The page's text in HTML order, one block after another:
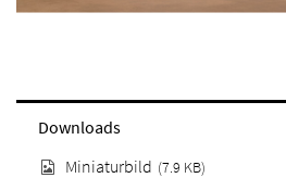
Downloads
Miniaturbild (7.9 KB)